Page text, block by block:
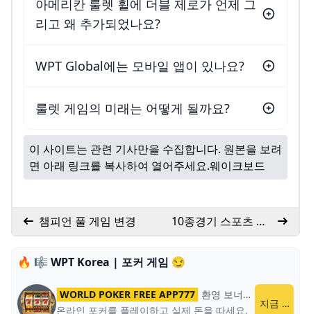
아메리칸 룰렛 휠에 더블 제로가 언제 그
리고 왜 추가되었나요?
WPT Global에는 모바일 앱이 있나요?
룰렛 게임의 미래는 어떻게 될까요?
이 사이트는 관련 기사만을 수집합니다. 원본을 보려
면 아래 링크를 복사하여 열어주세요.웨이크보드
챔피언 풀 게임 변경
10종경기 스포츠 규
칙
🔥 🎼 WPT Korea | 포커 게임 😏
WORLD POKER FREE APP777 환영 보너스
온라인 포커를 플레이하고 실제 돈을 따세요.
지금 플레이